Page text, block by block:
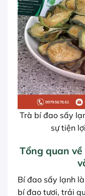
Trà bí đao sấy
sự tiện
Tổng quan
Bí đao sấy lạnh
bí đao tươi, trải